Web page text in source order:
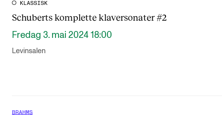
KLASSISK
Schuberts komplette klaversonater #2
Fredag 3. mai 2024 18:00
Levinsalen
BRAHMS